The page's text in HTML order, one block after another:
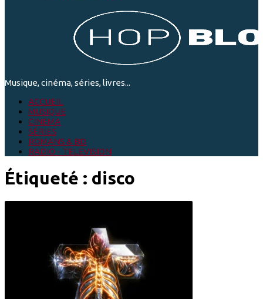
Musique, cinéma, séries, livres...
ACCUEIL
MUSIQUE
CINEMA
SÉRIES
ROMANS & BD
RADIO - TELEVISION
Étiqueté : disco